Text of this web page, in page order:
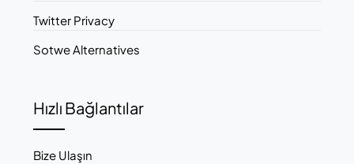
Twitter Privacy
Sotwe Alternatives
Hızlı Bağlantılar
Bize Ulaşın